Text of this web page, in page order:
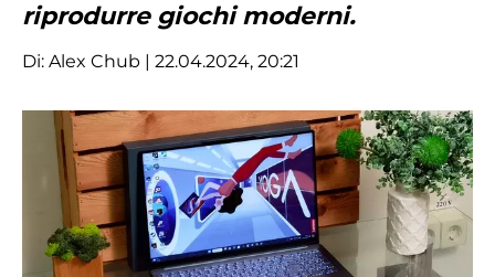
riprodurre giochi moderni.
Di: Alex Chub | 22.04.2024, 20:21